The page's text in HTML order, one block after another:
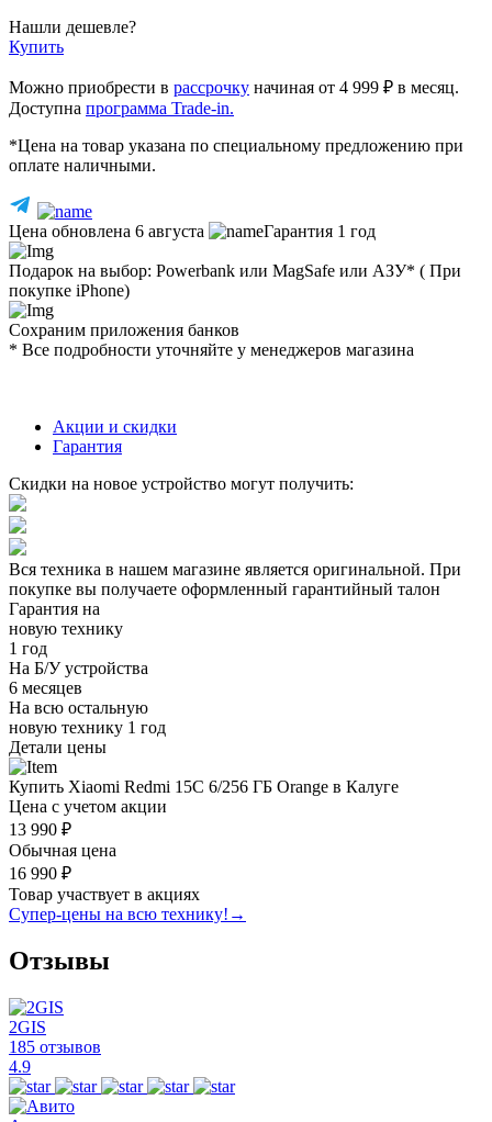
Нашли дешевле?
Купить
Можно приобрести в рассрочку начиная от 4 999 ₽ в месяц.
Доступна программа Trade-in.
*Цена на товар указана по специальному предложению при
оплате наличными.
Цена обновлена 6 августа Гарантия 1 год
Подарок на выбор: Powerbank или MagSafe или AЗУ* ( При
покупке iPhone)
Сохраним приложения банков
* Все подробности уточняйте у менеджеров магазина
Акции и скидки
Гарантия
Скидки на новое устройство могут получить:
Вся техника в нашем магазине является оригинальной. При
покупке вы получаете оформленный гарантийный талон
Гарантия на
новую технику
1 год
На Б/У устройства
6 месяцев
На всю остальную
новую технику 1 год
Детали цены
Купить Xiaomi Redmi 15C 6/256 ГБ Orange в Калуге
Цена с учетом акции
13 990 ₽
Обычная цена
16 990 ₽
Товар участвует в акциях
Супер-цены на всю технику! →
Отзывы
2GIS
185 отзывов
4.9